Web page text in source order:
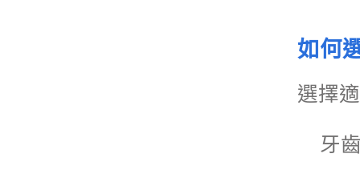
如何
選擇
牙